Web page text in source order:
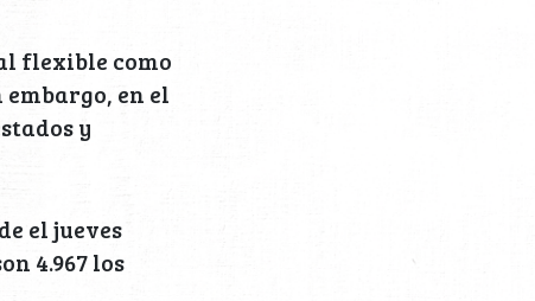
flexible como
en el
y
el jueves
4.967 los